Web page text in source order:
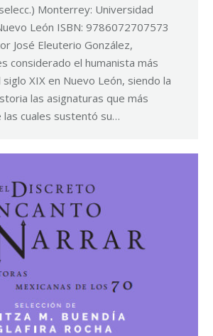
Monterrey: Universidad
León ISBN: 9786072707573
José Eleuterio González,
considerado el humanista más
XIX en Nuevo León, siendo la
las asignaturas que más
cuales sustentó su…